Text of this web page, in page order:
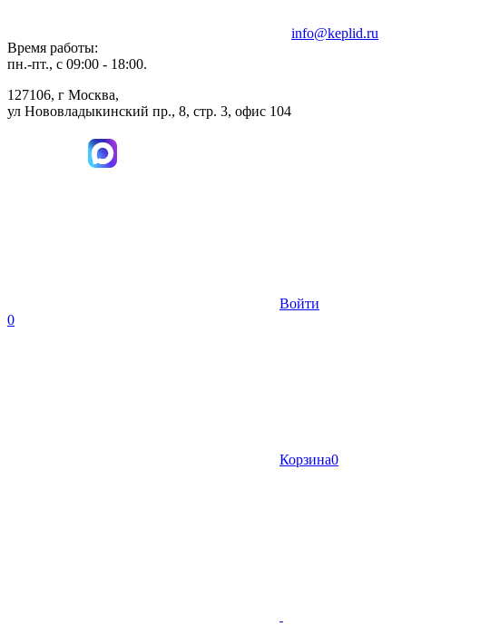
Время работы:
пн.-пт., с 09:00 - 18:00.
127106, г Москва,
ул Нововладыкинский пр., 8, стр. 3, офис 104
info@keplid.ru
Войти
0
Корзина0